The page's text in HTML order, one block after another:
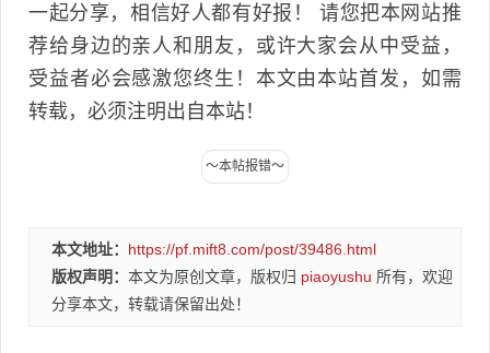
一起分享，相信好人都有好报！ 请您把本网站推
荐给身边的亲人和朋友，或许大家会从中受益，
受益者必会感激您终生！本文由本站首发，如需
转载，必须注明出自本站！
本文地址： https://pf.mift8.com/post/39486.html
版权声明： 本文为原创文章，版权归 piaoyushu 所有，欢迎
分享本文，转载请保留出处！